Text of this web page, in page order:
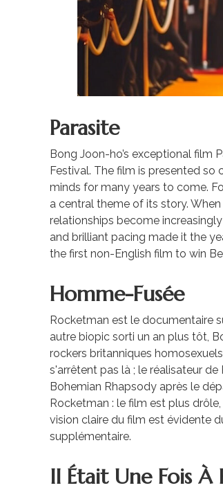
Parasite
Bong Joon-ho’s exceptional film
Festival. The film is presented so
minds for many years to come.
a central theme of its story.
relationships become
and brilliant pacing made it the
the first non-English film to win
Homme-Fusée
Rocketman est le documentaire
autre biopic sorti un an plus tôt,
rockers britanniques
s'arrêtent pas là ; le réalisateur
Bohemian Rhapsody après le
Rocketman : le film est plus
vision claire du film est évidente
supplémentaire.
Il Était Une Fois